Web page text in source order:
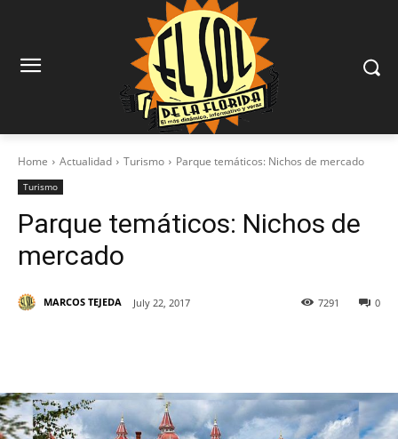
Home Actualidad Turismo Parque temáticos: Nichos de mercado
Turismo
Parque temáticos: Nichos de
mercado
MARCOS TEJEDA July 22, 2017 0
7291